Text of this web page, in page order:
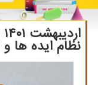
نظام ایده ها و